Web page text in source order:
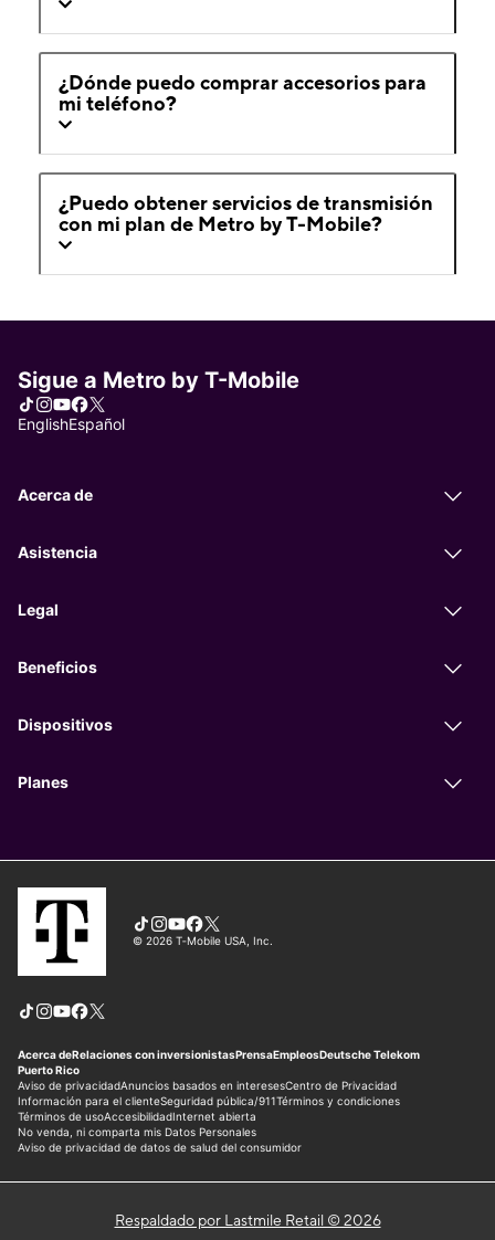
¿Dónde puedo comprar accesorios para
mi teléfono?
¿Puedo obtener servicios de transmisión
con mi plan de Metro by T-Mobile?
Respaldado por Lastmile Retail © 2026